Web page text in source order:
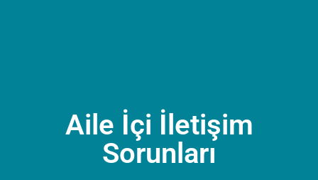
Aile İçi İletişim
Sorunları